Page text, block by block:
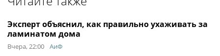
Эксперт объяснил, как правильно ухаживать за
ламинатом дома
Вчера, 22:00 АиФ